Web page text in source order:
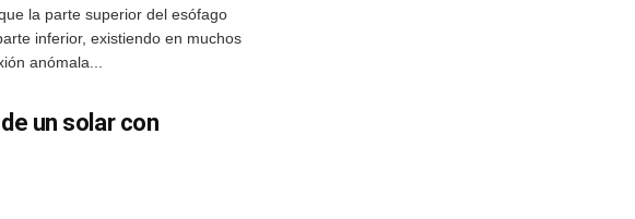
la parte superior del esófago
inferior, existiendo en muchos
anómala...
un solar con